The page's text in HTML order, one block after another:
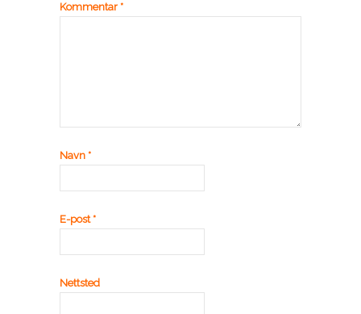
Kommentar *
Navn *
E-post*
Nettsted